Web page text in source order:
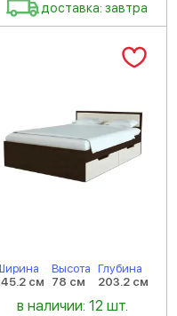
доставка: завтра
см
Высота
78 см
Глубина
203.2 см
в наличии: 12 шт.